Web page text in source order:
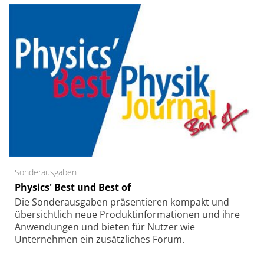
Sonderausgaben
Physics' Best und Best of
Die Sonder­ausgaben präsentieren kompakt und
übersichtlich neue Produkt­informationen und ihre
Anwendungen und bieten für Nutzer wie
Unternehmen ein zusätzliches Forum.